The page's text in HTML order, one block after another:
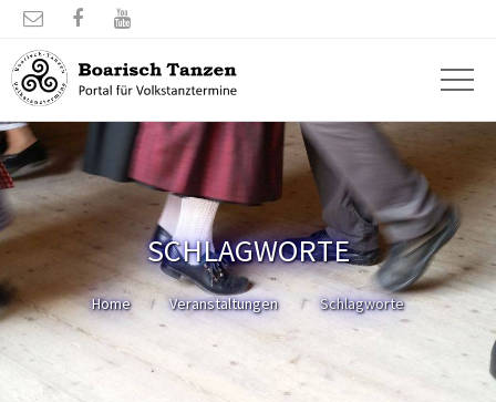
  
SCHLAGWORTE
Home Veranstaltungen Schlagworte